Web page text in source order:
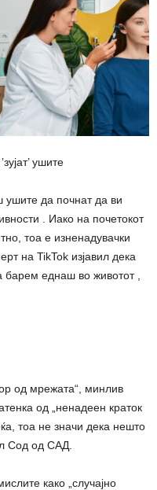
ушите
да почнат да ви
. Иако на почетокот
тоа е изненадувачки
на TikTok изјавил дека
барем еднаш во животот ,
од мрежата“, минлив
од „ненадеен краток
тоа не значи дека нешто
Сод од САД.
како „случајно